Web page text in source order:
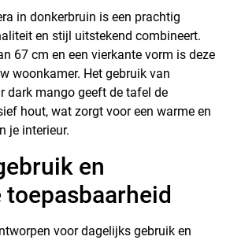
in donkerbruin is een prachtig
en stijl uitstekend combineert.
67 cm en een vierkante vorm is deze
woonkamer. Het gebruik van
dark mango geeft de tafel de
hout, wat zorgt voor een warme en
je interieur.
en
voor dagelijks gebruik en